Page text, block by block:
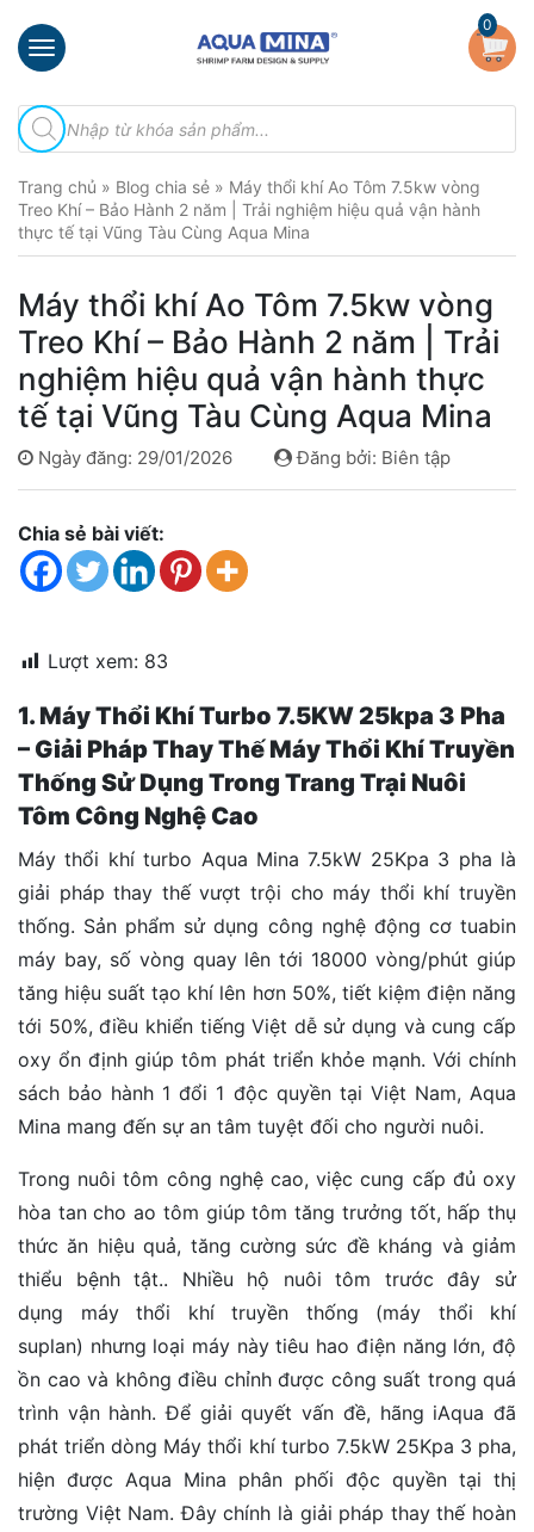
×
chủ
thiệu
Sản
phẩm
Đầu
Phun
Vi
Bọt
Khí
Ventek
Hướng
lắp
đặt
chia
sẻ
Liên
hệ
0
Tìm
kiếm
sản
Trang chủ » Blog chia sẻ » Máy thổi khí Ao Tôm 7.5kw vòng
Treo Khí – Bảo Hành 2 năm | Trải nghiệm hiệu quả vận hành
thực tế tại Vũng Tàu Cùng Aqua Mina
Máy thổi khí Ao Tôm 7.5kw vòng
Treo Khí – Bảo Hành 2 năm | Trải
nghiệm hiệu quả vận hành thực
tế tại Vũng Tàu Cùng Aqua Mina
Ngày đăng: 29/01/2026 Đăng bởi: Biên tập
Chia sẻ bài viết:
Lượt xem: 83
1. Máy Thổi Khí Turbo 7.5KW 25kpa 3 Pha
– Giải Pháp Thay Thế Máy Thổi Khí Truyền
Thống Sử Dụng Trong Trang Trại Nuôi
Tôm Công Nghệ Cao
Máy thổi khí turbo Aqua Mina 7.5kW 25Kpa 3 pha là
giải pháp thay thế vượt trội cho máy thổi khí truyền
thống. Sản phẩm sử dụng công nghệ động cơ tuabin
máy bay, số vòng quay lên tới 18000 vòng/phút giúp
tăng hiệu suất tạo khí lên hơn 50%, tiết kiệm điện năng
tới 50%, điều khiển tiếng Việt dễ sử dụng và cung cấp
oxy ổn định giúp tôm phát triển khỏe mạnh. Với chính
sách bảo hành 1 đổi 1 độc quyền tại Việt Nam, Aqua
Mina mang đến sự an tâm tuyệt đối cho người nuôi.
Trong nuôi tôm công nghệ cao, việc cung cấp đủ oxy
hòa tan cho ao tôm giúp tôm tăng trưởng tốt, hấp thụ
thức ăn hiệu quả, tăng cường sức đề kháng và giảm
thiểu bệnh tật.. Nhiều hộ nuôi tôm trước đây sử
dụng máy thổi khí truyền thống (máy thổi khí
suplan) nhưng loại máy này tiêu hao điện năng lớn, độ
ồn cao và không điều chỉnh được công suất trong quá
trình vận hành. Để giải quyết vấn đề, hãng iAqua đã
phát triển dòng Máy thổi khí turbo 7.5kW 25Kpa 3 pha,
hiện được Aqua Mina phân phối độc quyền tại thị
trường Việt Nam. Đây chính là giải pháp thay thế hoàn